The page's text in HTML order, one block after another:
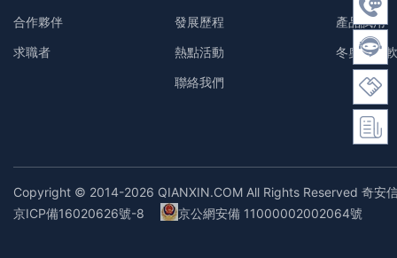
合作夥伴
求職者
發展歷程
熱點活動
聯絡我們
產品試用
冬奧防護
Copyright © 2014-2026 QIANXIN.COM All Rights Reserved 奇安
京ICP備16020626號-8
京公網安備 11000002002064號